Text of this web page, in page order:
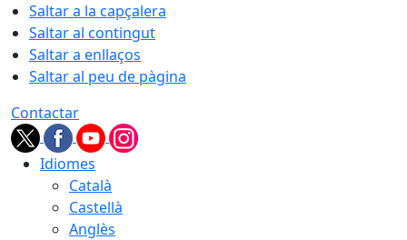
Saltar a la capçalera
Saltar al contingut
Saltar a enllaços
Saltar al peu de pàgina
Contactar
Idiomes
Català
Castellà
Anglès